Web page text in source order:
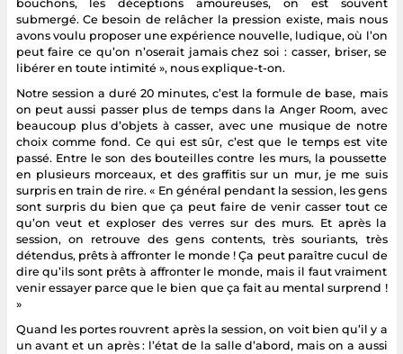
bouchons, les déceptions amoureuses, on est souvent
submergé. Ce besoin de relâcher la pression existe, mais nous
avons voulu proposer une expérience nouvelle, ludique, où l’on
peut faire ce qu’on n’oserait jamais chez soi : casser, briser, se
libérer en toute intimité », nous explique-t-on.
Notre session a duré 20 minutes, c’est la formule de base, mais
on peut aussi passer plus de temps dans la Anger Room, avec
beaucoup plus d’objets à casser, avec une musique de notre
choix comme fond. Ce qui est sûr, c’est que le temps est vite
passé. Entre le son des bouteilles contre les murs, la poussette
en plusieurs morceaux, et des graffitis sur un mur, je me suis
surpris en train de rire. « En général pendant la session, les gens
sont surpris du bien que ça peut faire de venir casser tout ce
qu’on veut et exploser des verres sur des murs. Et après la
session, on retrouve des gens contents, très souriants, très
détendus, prêts à affronter le monde ! Ça peut paraître cucul de
dire qu’ils sont prêts à affronter le monde, mais il faut vraiment
venir essayer parce que le bien que ça fait au mental surprend !
»
Quand les portes rouvrent après la session, on voit bien qu’il y a
un avant et un après : l’état de la salle d’abord, mais on a aussi